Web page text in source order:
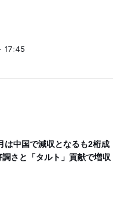
17:45
は中国で減収となるも2桁成
さと「タルト」貢献で増収